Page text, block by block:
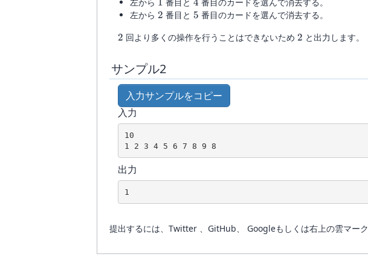
1 4
左から 2
2 番目と 5
5 番目のカードを選んで消去する。
2
2 回より多くの操作を行うことはできないため 2
2 と出力します。
サンプル2
入力サンプルをコピー
入力
10
出力
提出するには、Twitter 、GitHub、 Googleもしくは右上の雲マー